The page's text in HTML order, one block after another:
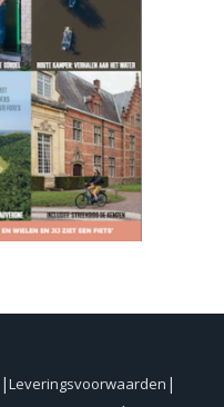
Leveringsvoorwaarden